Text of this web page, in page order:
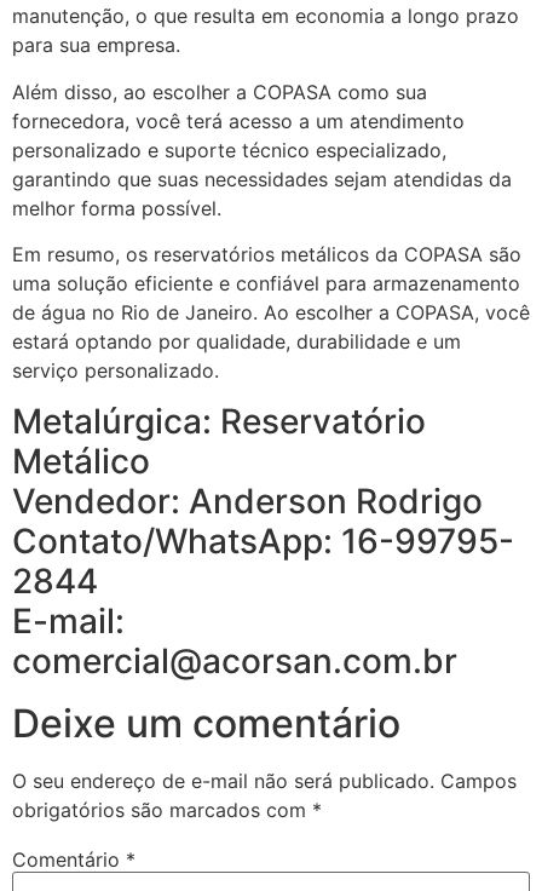
manutenção, o que resulta em economia a longo prazo
para sua empresa.
Além disso, ao escolher a COPASA como sua
fornecedora, você terá acesso a um atendimento
personalizado e suporte técnico especializado,
garantindo que suas necessidades sejam atendidas da
melhor forma possível.
Em resumo, os reservatórios metálicos da COPASA são
uma solução eficiente e confiável para armazenamento
de água no Rio de Janeiro. Ao escolher a COPASA, você
estará optando por qualidade, durabilidade e um
serviço personalizado.
Metalúrgica: Reservatório
Metálico
Vendedor: Anderson Rodrigo
Contato/WhatsApp: 16-99795-
2844
E-mail:
comercial@acorsan.com.br
Deixe um comentário
O seu endereço de e-mail não será publicado. Campos
obrigatórios são marcados com *
Comentário *